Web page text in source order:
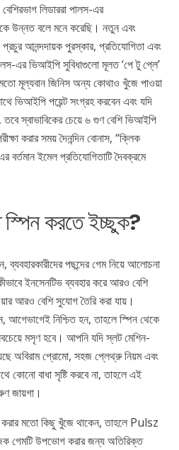
লিডাররা পালস-এর
উন্নত বলে মনে করেছি। নতুন এবং
প্রচুর আনন্দদায়ক পুরস্কার, প্রতিযোগিতা এবং
এর ভিআইপি সুবিধাগুলো মূলত ‘পে টু প্লে’
মূল্যবান জিনিস অন্য কোথাও খুঁজে পাওয়া
ভিআইপি পয়েন্ট সংগ্রহ করবেন এবং যদি
স্বাভাবিকের চেয়ে ৬ গুণ বেশি ভিআইপি
করার সময় দৈনন্দিন বোনাস, “ক্লিক
বর্তমান ইমেল প্রতিযোগিতাটি দৈবক্রমে
স্পিন করতে ইচ্ছুক?
পছন্দের গেম নিয়ে আলোচনা
ইনসেনটিভ ব্যবহার করে আরও বেশি
আরও বেশি সুযোগ তৈরি করা যায়।
নিশ্চিত হন, তাহলে স্পিন থেকে
মসৃণ হবে। আপনি যদি স্লট মেশিন-
অবিরাম প্রোমো, সহজ প্লেথ্রু নিয়ম এবং
কোনো বাধা সৃষ্টি করবে না, তাহলে এই
জায়গা।
মতো কিছু খুঁজে থাকেন, তাহলে Pulsz
গেমটি উপভোগ করার জন্য অতিরিক্ত